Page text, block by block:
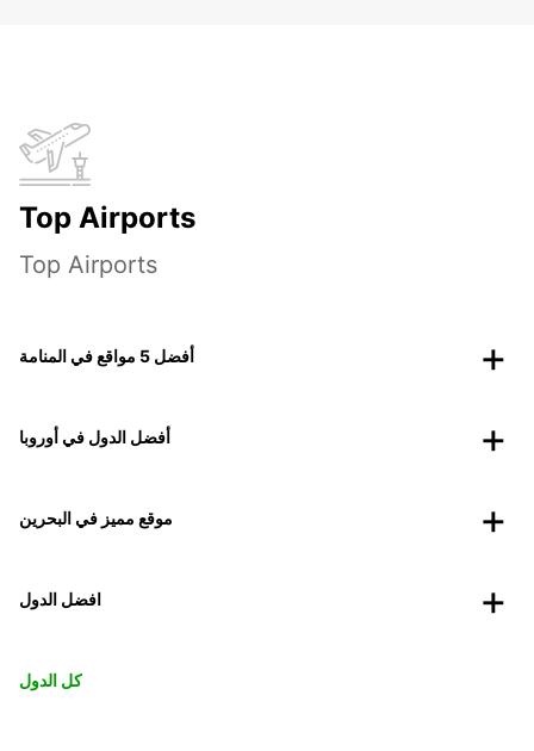
Top Airports
Top Airports
أفضل 5 مواقع في المنامة
أفضل الدول في أوروبا
موقع مميز في البحرين
افضل الدول
كل الدول